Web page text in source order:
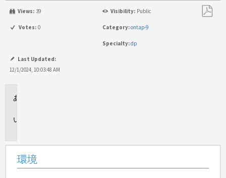
Views: 39 Visibility: Public
Votes: 0 Category:ontap-9
Specialty:dp
Last Updated:
12/1/2024, 10:03:48 AM
環境